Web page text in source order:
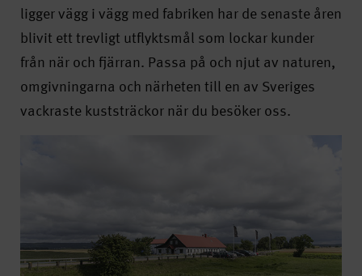
ligger vägg i vägg med fabriken har de senaste åren
blivit ett trevligt utflyktsmål som lockar kunder
från när och fjärran. Passa på och njut av naturen,
omgivningarna och närheten till en av Sveriges
vackraste kuststräckor när du besöker oss.